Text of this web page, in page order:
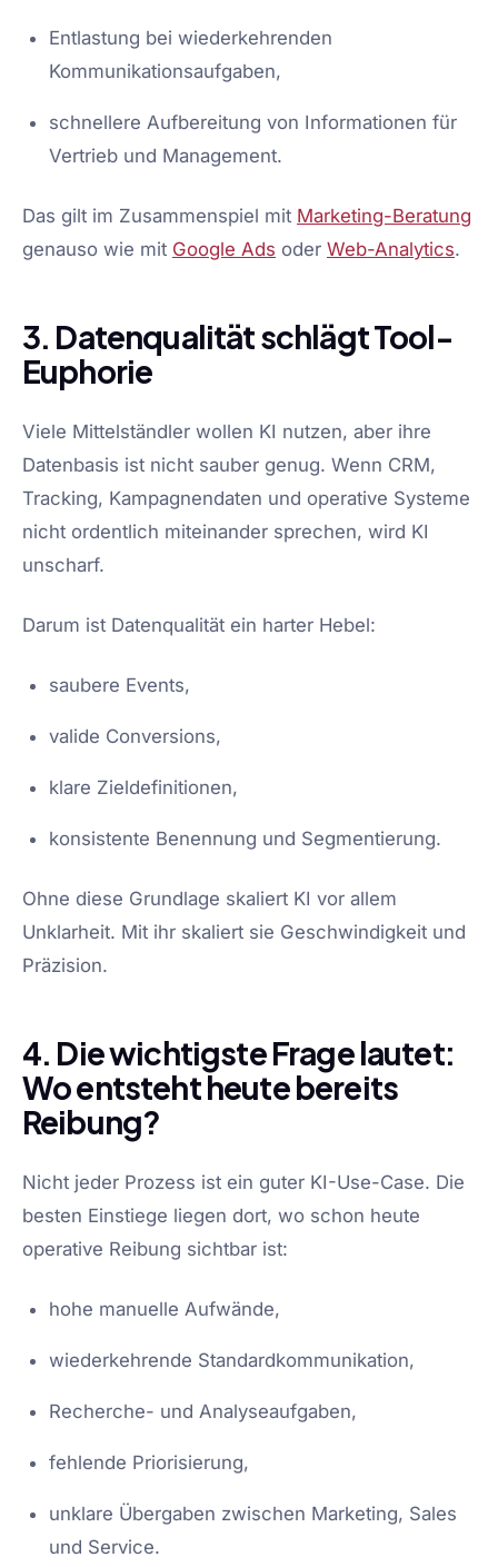
Entlastung bei wiederkehrenden
Kommunikationsaufgaben,
schnellere Aufbereitung von Informationen für
Vertrieb und Management.
Das gilt im Zusammenspiel mit Marketing-Beratung
genauso wie mit Google Ads oder Web-Analytics.
3. Datenqualität schlägt Tool-
Euphorie
Viele Mittelständler wollen KI nutzen, aber ihre
Datenbasis ist nicht sauber genug. Wenn CRM,
Tracking, Kampagnendaten und operative Systeme
nicht ordentlich miteinander sprechen, wird KI
unscharf.
Darum ist Datenqualität ein harter Hebel:
saubere Events,
valide Conversions,
klare Zieldefinitionen,
konsistente Benennung und Segmentierung.
Ohne diese Grundlage skaliert KI vor allem
Unklarheit. Mit ihr skaliert sie Geschwindigkeit und
Präzision.
4. Die wichtigste Frage lautet:
Wo entsteht heute bereits
Reibung?
Nicht jeder Prozess ist ein guter KI-Use-Case. Die
besten Einstiege liegen dort, wo schon heute
operative Reibung sichtbar ist:
hohe manuelle Aufwände,
wiederkehrende Standardkommunikation,
Recherche- und Analyseaufgaben,
fehlende Priorisierung,
unklare Übergaben zwischen Marketing, Sales
und Service.